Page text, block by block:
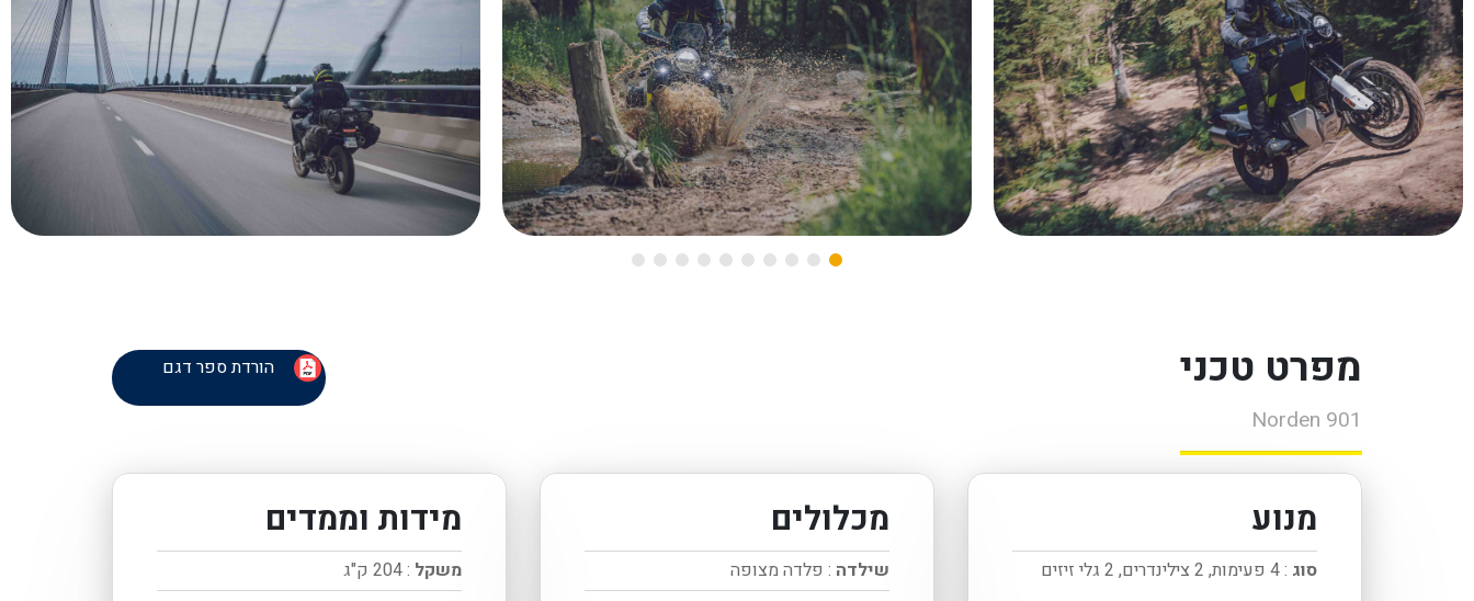
מפרט טכני
Norden 901
הורדת ספר דגם
מנוע
סוג
: 4 פעימות, 2 צילינדרים, 2 גלי זיזים
מכלולים
שילדה : פלדה מצופה
מידות וממדים
משקל : 204 ק"ג